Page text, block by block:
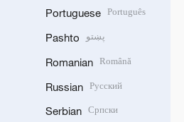
Portuguese Português
Pashto پښتو
Romanian Română
Russian Русский
Serbian Српски